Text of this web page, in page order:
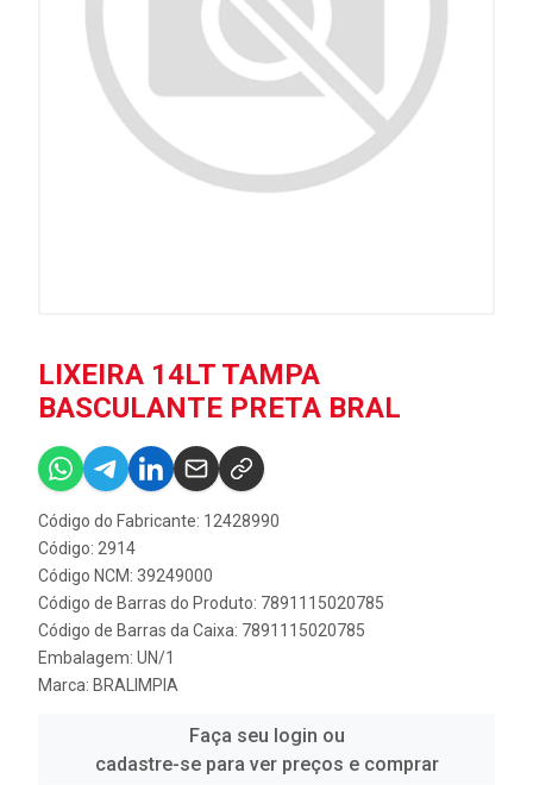
LIXEIRA 14LT TAMPA
BASCULANTE PRETA BRAL
Código do Fabricante: 12428990
Código: 2914
Código NCM: 39249000
Código de Barras do Produto: 7891115020785
Código de Barras da Caixa: 7891115020785
Embalagem: UN/1
Marca: BRALIMPIA
Faça seu login ou
cadastre-se para ver preços e comprar